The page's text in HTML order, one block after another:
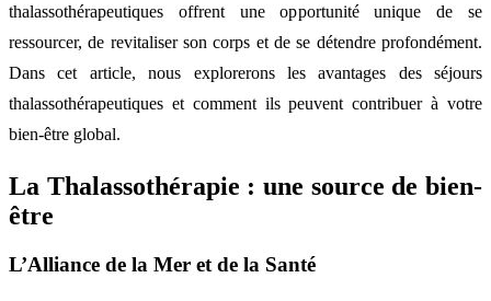
thalassothérapeutiques offrent une opportunité unique de se
ressourcer, de revitaliser son corps et de se détendre profondément.
Dans cet article, nous explorerons les avantages des séjours
thalassothérapeutiques et comment ils peuvent contribuer à votre
bien-être global.
La Thalassothérapie : une source de bien-
être
L’Alliance de la Mer et de la Santé